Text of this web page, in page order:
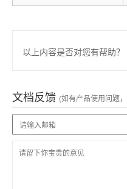
以上内容是否对您有帮助？
文档反馈 (如有产品使用问题